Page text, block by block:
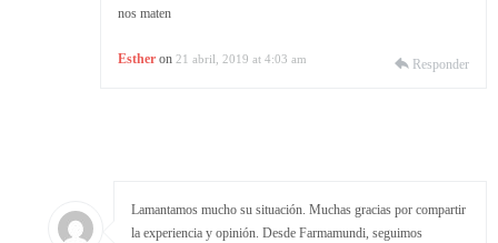
nos maten
Estheron 21 abril, 2019 at 4:03 am Responder
Lamantamos mucho su situación. Muchas gracias por compartir
la experiencia y opinión. Desde Farmamundi, seguimos